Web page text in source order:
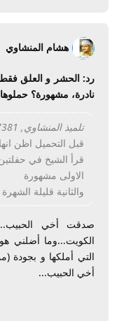
هشام المنشاوي
رد: الحشر و العلق
نادرة، مشهورة؟
تلميذ المنشاوي, post: 7381 كتب
قبل التحميل اظن
قرأ الشيخ في
الاولى مشهورة
والثانية قليلة
صدقت أخي
أخي الحبيب...